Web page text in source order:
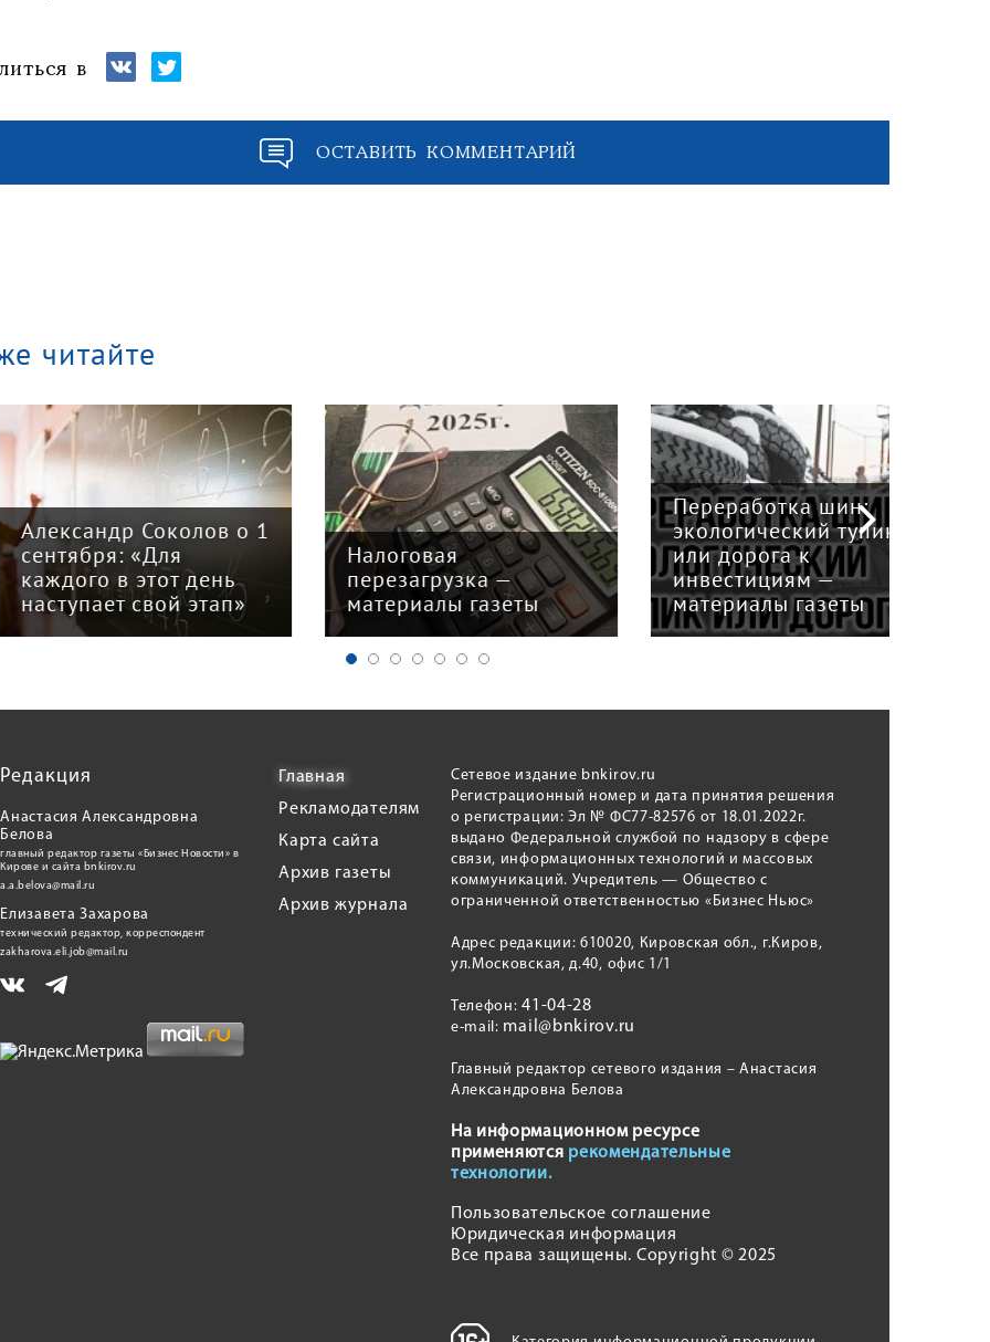
в
ОСТАВИТЬ КОММЕНТАРИЙ
читайте
Соколов о 1
«Для
в этот день
свой этап»
Налоговая
перезагрузка —
материалы газеты
Переработка шин:
экологический тупик
или дорога к
инвестициям —
материалы газеты
Редакция
Анастасия Александровна
Белова
главный редактор газеты «Бизнес Новости» в
Кирове и сайта bnkirov.ru
a.a.belova@mail.ru
Елизавета Захарова
технический редактор, корреспондент
zakharova.eli.job@mail.ru
Главная
Рекламодателям
Карта сайта
Архив газеты
Архив журнала
Сетевое издание bnkirov.ru
Регистрационный номер и дата принятия решения
о регистрации: Эл № ФС77-82576 от 18.01.2022г.
выдано Федеральной службой по надзору в сфере
связи, информационных технологий и массовых
коммуникаций. Учредитель — Общество с
ограниченной ответственностью «Бизнес Ньюс»
Адрес редакции: 610020, Кировская обл., г.Киров,
ул.Московская, д.40, офис 1/1
Телефон:41-04-28
e-mail: mail@bnkirov.ru
Главный редактор сетевого издания – Анастасия
Александровна Белова
На информационном ресурсе
применяются рекомендательные
технологии.
Пользовательское соглашение
Юридическая информация
Все права защищены. Copyright © 2025